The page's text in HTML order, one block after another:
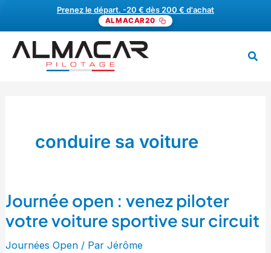
Prenez le départ. -20 € dès 200 € d'achat
ALMACAR20
contenu
conduire sa voiture
Journée open : venez piloter
votre voiture sportive sur circuit
Journées Open/ Par Jérôme
Journée
venez